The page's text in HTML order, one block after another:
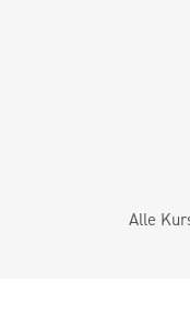
Alle